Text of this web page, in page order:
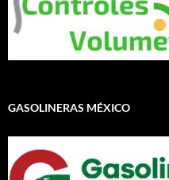
GASOLINERAS MÉXICO